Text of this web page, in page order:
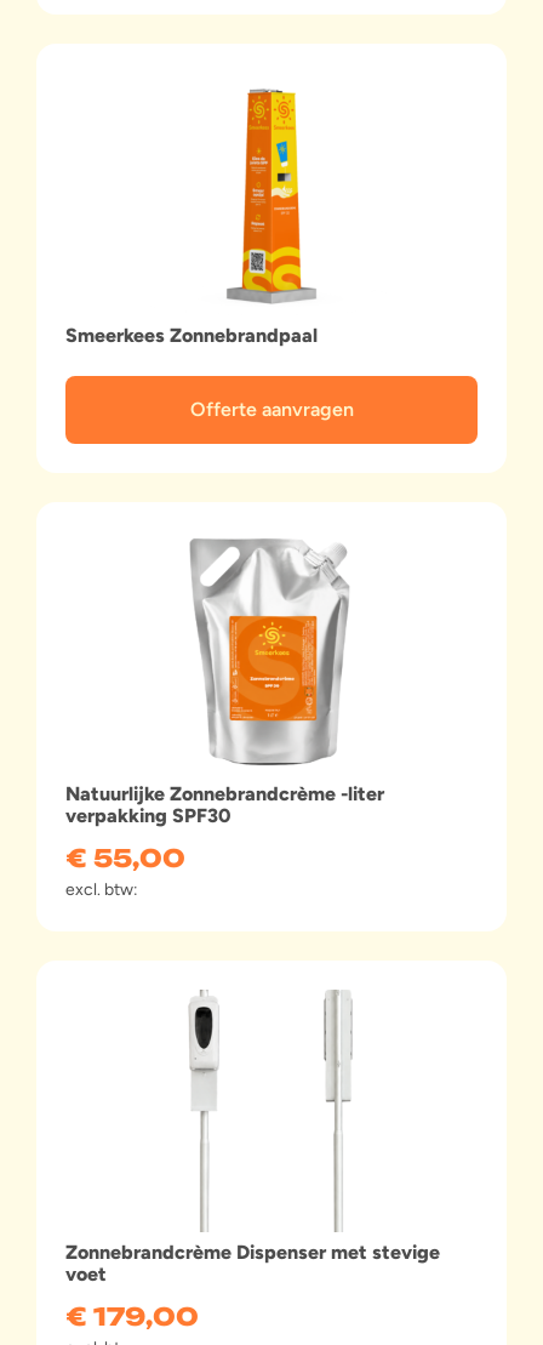
Smeerkees Zonnebrandpaal
Offerte aanvragen
Natuurlijke Zonnebrandcrème -liter
verpakking SPF30
€ 55,00
excl. btw:
Zonnebrandcrème Dispenser met stevige
voet
€ 179,00